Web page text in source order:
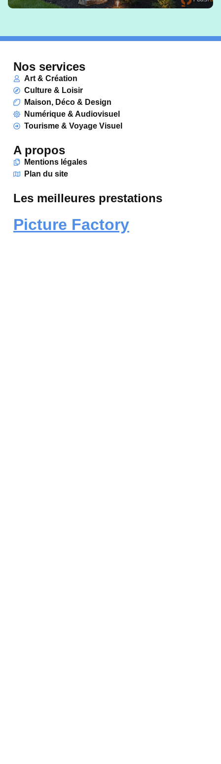
Picture Factory
Nos services
Art & Création
Culture & Loisir
Maison, Déco & Design
Numérique & Audiovisuel
Tourisme & Voyage Visuel
A propos
Mentions légales
Plan du site
Les meilleures prestations